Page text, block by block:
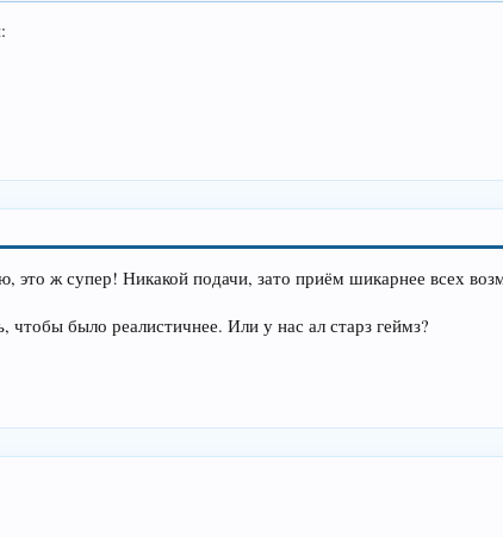
это ж супер! Никакой подачи, зато приём шикарнее всех
было реалистичнее. Или у нас ал старз геймз?